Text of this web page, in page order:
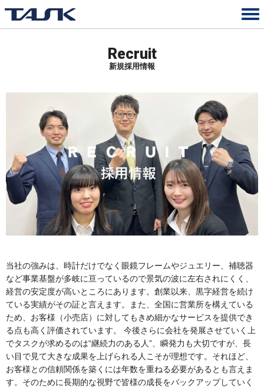
Recruit
新規採用情報
当社の強みは、時計だけでなく眼鏡フレームやジュエリー、補聴器
など事業基盤が多岐に亘っているので景気の波に左右されにくく、
経営の安定度が高いところにあります。創業以来、黒字経営を続け
ている実績がその証と言えます。また、全国に営業所を構えている
ため、お客様（小売店）に対してもきめ細かなサービスを提供でき
る点も高く評価されています。 今後さらに会社を発展させていく上
でタスクが求めるのは“継続力のある人”、瞬発力も大切ですが、長
い目で見て大きな成果を上げられる人こそが理想です。それほど、
お客様との信頼関係を築くには年数を重ねる必要があるとも言えま
す。そのために長期的な視野で皆様の成長をバックアップしていく